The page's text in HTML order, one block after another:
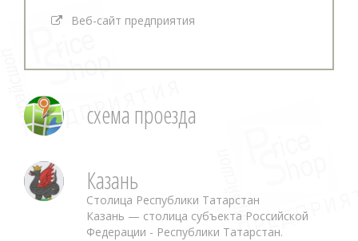
Веб-сайт предприятия
схема проезда
Казань
Столица Республики Татарстан
Казань — столица субъекта Российской
Федерации - Республики Татарстан.